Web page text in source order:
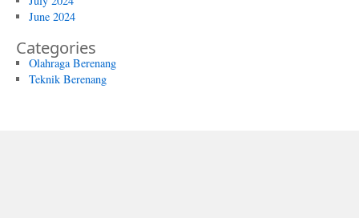
June 2024
Categories
Olahraga Berenang
Teknik Berenang